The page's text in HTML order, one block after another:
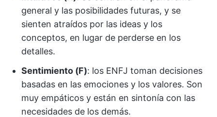
general y las posibilidades futuras, y se
sienten atraídos por las ideas y los
conceptos, en lugar de perderse en los
detalles.
Sentimiento (F): los ENFJ toman decisiones
basadas en las emociones y los valores. Son
muy empáticos y están en sintonía con las
necesidades de los demás.